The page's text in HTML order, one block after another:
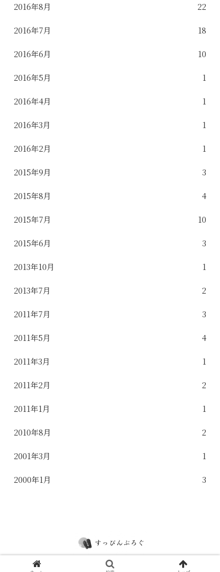
2016年8月 22
2016年7月 18
2016年6月 10
2016年5月 1
2016年4月 1
2016年3月 1
2016年2月 1
2015年9月 3
2015年8月 4
2015年7月 10
2015年6月 3
2013年10月 1
2013年7月 2
2011年7月 3
2011年5月 4
2011年3月 1
2011年2月 2
2011年1月 1
2010年8月 2
2001年3月 1
2000年1月 3
© 2000 すっぴんぶろぐ.